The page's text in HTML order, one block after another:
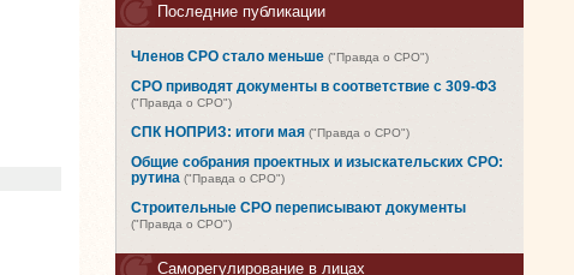
Последние публикации
Членов СРО стало меньше ("Правда о СРО")
СРО приводят документы в соответствие с 309-ФЗ
("Правда о СРО")
СПК НОПРИЗ: итоги мая ("Правда о СРО")
Общие собрания проектных и изыскательских СРО:
рутина ("Правда о СРО")
Строительные СРО переписывают документы
("Правда о СРО")
Саморегулирование в лицах